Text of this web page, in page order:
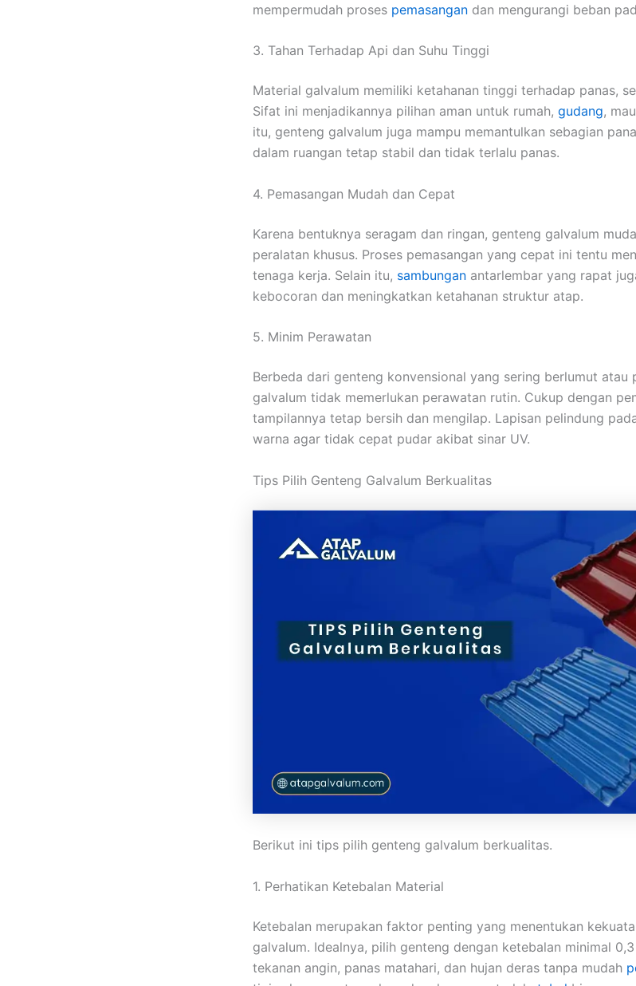
mempermudah proses pemasangan dan mengurangi beban
3. Tahan Terhadap Api dan Suhu Tinggi
Material galvalum memiliki ketahanan tinggi terhadap panas,
Sifat ini menjadikannya pilihan aman untuk rumah, gudang,
itu, genteng galvalum juga mampu memantulkan sebagian
dalam ruangan tetap stabil dan tidak terlalu panas.
4. Pemasangan Mudah dan Cepat
Karena bentuknya seragam dan ringan, genteng galvalum
peralatan khusus. Proses pemasangan yang cepat ini tentu
tenaga kerja. Selain itu, sambungan antarlembar yang rapat
kebocoran dan meningkatkan ketahanan struktur atap.
5. Minim Perawatan
Berbeda dari genteng konvensional yang sering berlumut atau
galvalum tidak memerlukan perawatan rutin. Cukup dengan
tampilannya tetap bersih dan mengilap. Lapisan pelindung
warna agar tidak cepat pudar akibat sinar UV.
Tips Pilih Genteng Galvalum Berkualitas
Berikut ini tips pilih genteng galvalum berkualitas.
1. Perhatikan Ketebalan Material
Ketebalan merupakan faktor penting yang menentukan
galvalum. Idealnya, pilih genteng dengan ketebalan minimal
tekanan angin, panas matahari, dan hujan deras tanpa mudah